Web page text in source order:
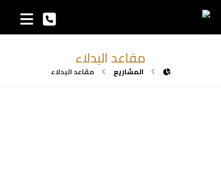
مقاعد البدلاء
المشاريع مقاعد البدلاء